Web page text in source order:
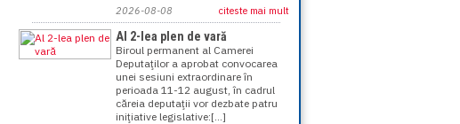
2026-08-08 citeste mai mult
Al 2-lea plen de vară
Biroul permanent al Camerei
Deputaţilor a aprobat convocarea
unei sesiuni extraordinare în
perioada 11-12 august, în cadrul
căreia deputaţii vor dezbate patru
iniţiative legislative:[...]